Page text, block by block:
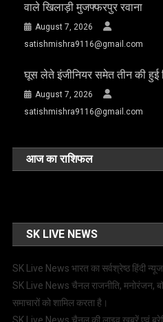
वाले खिलाड़ी मुजफ्फरपुर रवाना
August 7, 2026
satishmishra9116@gmail.com
घूस लेते इंजीनियर समेत तीन की हुई
August 7, 2026
satishmishra9116@gmail.com
आज का राशिफल
SK LIVE NEWS
SK Live News भारत का सर्वश्रेष्ठ हिंदी
SK Live News चैनल राजनीति, मनोरंजन,
समाचारों को शामिल करता है।